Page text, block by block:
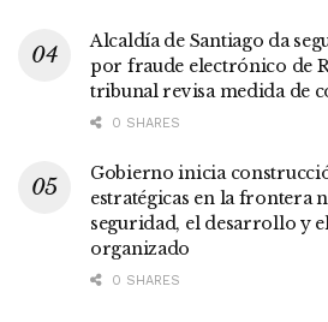
Alcaldía de Santiago da
por fraude electrónico de
tribunal revisa medida de
0 SHARES
Gobierno inicia
estratégicas en la frontera
seguridad, el desarrollo y
organizado
0 SHARES